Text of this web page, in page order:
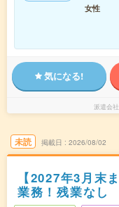
女性
気になる!
派遣会社
未読 掲載日 2026/08/02
【2027年3月末
業務！残業なし